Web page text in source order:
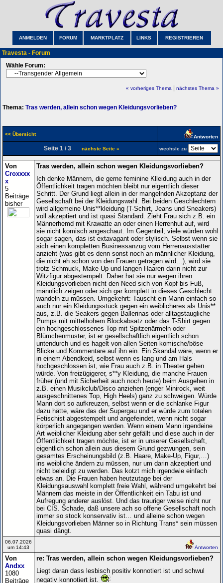
ANMELDEN FORUM MARKTPLATZ LINKS REGISTRIEREN
Travesta - Forum
Wähle Forum:
« vorheriges Thema nächstes Thema »
Thema: Tras werden, allein schon wegen Kleidungsvorlieben?
<< Übersicht Antworten
Seite 1 / 3 nächste Seite » wechsle zu
Von
Croxxxx
x
5
Beiträge
bisher
Tras werden, allein schon wegen Kleidungsvorlieben?
Ich denke Männern, die gerne feminine Klleidung auch in der
Öffentlichkeit tragen möchten bleibt nur eigentlich dieser
Schritt. Der Grund liegt allein in der mangelnden Akzeptanz der
Gesellschaft bei der Kleidungswahl. Bei beiden Geschlechtern
wird allgemeine Unis**kleidung (T-Schirt, Jeans und Sneakers)
voll akzeptiert und ist quasi Standard. Zieht Frau sich z.B. ein
Männerhemd mit Krawatte an oder einen Herrenhut auf, wird
sie nicht komisch angeschaut. Im Gegenteil, viele würden wohl
sogar sagen, das ist extavagant oder stylisch. Selbst wenn sie
sich einen kompletten Businessanzug vom Herrenausstatter
anzieht (was gibt es denn sonst noch an männlicher Kleidung,
die nicht eh schon von den Frauen getragen wird…), wird sie
trotz Schmuck, Make-Up und langen Haaren darin nicht zur
Witzfigur abgestempelt. Daher hat sie nur wegen ihren
Kleidungsvorlieben nicht den Need sich von Kopf bis Fuß,
männlich zeigen oder sich gar komplett in dieses Geschlecht
wandeln zu müssen. Umgekehrt: Tauscht ein Mann einfach so
auch nur ein Kleidungsstück gegen ein weiblicheres als Unis**
aus, z.B. die Seakers gegen Ballerinas oder alltagstaugliche
Pumps mit mittelhohem Blockabsatz oder das T-Shirt gegen
ein hochgeschlossenes Top mit Spitzenärmeln oder
Blümchenmuster, ist er gesellschaftlich eigentlich schon
untendurch und es hagelt von allen Seiten komische/böse
Blicke und Kommentare auf ihn ein. Ein Skandal wäre, wenn er
in einem Abendkeid, selbst wenn es lang und am Hals
hochgeschlossen ist, wie Frau auch z.B. in Theater gehen
würde. Von freizügigerer, s**y Kleidung, die manche Frauen
früher (und mit Sicherheit auch noch heute) beim Ausgehen in
z.B. einen Musikclub/Disco anziehen (enger Minirock, weit
ausgeschnittenes Top, High Heels) ganz zu schweigen. Würde
Mann dort so aufkreuzen, selbst wenn er die schlanke Figur
dazu hätte, wäre das der Supergau und er würde zum totalen
Fetischist abgestempelt und angefeindet, wenn nicht sogar
körperlich angegangen werden. Wenn einem Mann irgendeine
Art weiblicher Kleidung aber sehr gefällt und diese auch in der
Öffentlichkeit tragen möchte, ist er in unserer Gesellschaft,
eigentlich schon allein aus diesem Grund gezwungen, sein
gesamtes Erscheinungsbild (z.B. Haare, Make-Up, Figur,…)
ins weibliche ändern zu müssen, nur um darin akzeptiert und
nicht beleidigt zu werden. Das kotzt mich irgendwie einfach
etwas an. Die Frauen haben heutzutage bei der
Kleidungsauswahl komplett freie Wahl, während umgekehrt bei
Männern das meiste in der Öffentlichkeit ein Tabu ist und
Aufregung anderer auslöst. Und das trauriger weise nicht nur
bei CIS. Schade, daß unsere ach so offene Gesellschaft noch
immer so stock konservativ ist… und alleine schon wegen
Kleidungsvorlieben Männer so in Richtung Trans* sein müssen
quasi dängt.
06.07.2026
um 14:43
Antworten
Von
Andxx
1080
Beiträge
re: Tras werden, allein schon wegen Kleidungsvorlieben?
Liegt daran dass lesbisch positiv konnotiert ist und schwul
negativ konnotiert ist.